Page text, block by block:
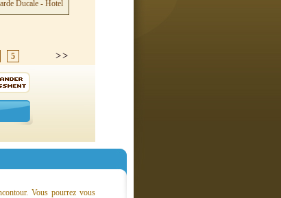
5
Vous pourrez vous